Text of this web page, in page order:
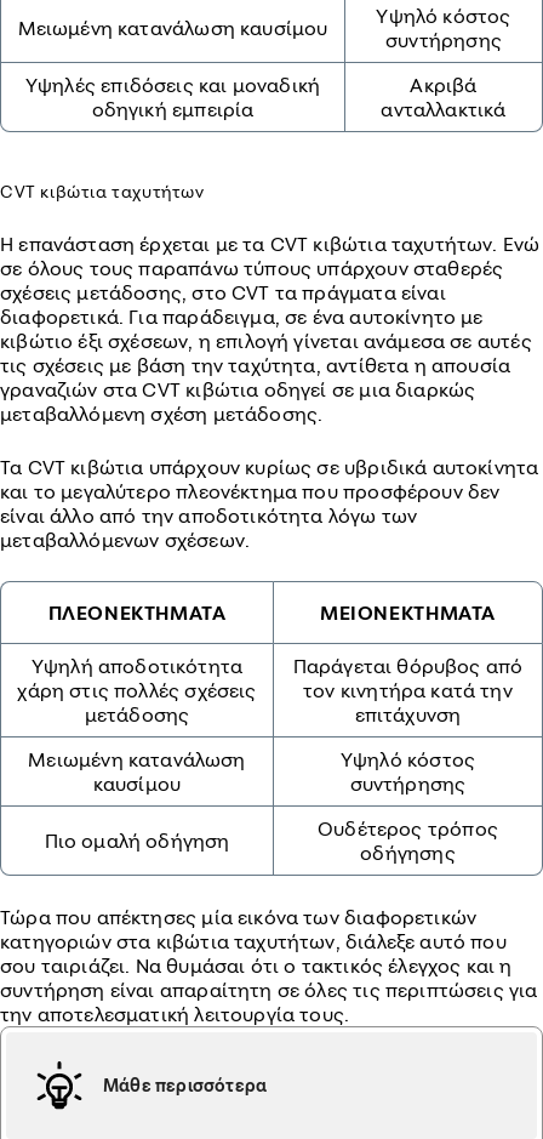
Μειωμένη κατανάλωση καυσίμου
Υψηλό κόστος
συντήρησης
Υψηλές επιδόσεις και μοναδική
οδηγική εμπειρία
Ακριβά
ανταλλακτικά
CVT κιβώτια ταχυτήτων
Η επανάσταση έρχεται με τα CVT κιβώτια ταχυτήτων. Ενώ
σε όλους τους παραπάνω τύπους υπάρχουν σταθερές
σχέσεις μετάδοσης, στο CVT τα πράγματα είναι
διαφορετικά. Για παράδειγμα, σε ένα αυτοκίνητο με
κιβώτιο έξι σχέσεων, η επιλογή γίνεται ανάμεσα σε αυτές
τις σχέσεις με βάση την ταχύτητα, αντίθετα η απουσία
γραναζιών στα CVT κιβώτια οδηγεί σε μια διαρκώς
μεταβαλλόμενη σχέση μετάδοσης.
Τα CVT κιβώτια υπάρχουν κυρίως σε υβριδικά αυτοκίνητα
και το μεγαλύτερο πλεονέκτημα που προσφέρουν δεν
είναι άλλο από την αποδοτικότητα λόγω των
μεταβαλλόμενων σχέσεων.
ΠΛΕΟΝΕΚΤΗΜΑΤΑ ΜΕΙΟΝΕΚΤΗΜΑΤΑ
Υψηλή αποδοτικότητα
χάρη στις πολλές σχέσεις
μετάδοσης
Παράγεται θόρυβος από
τον κινητήρα κατά την
επιτάχυνση
Μειωμένη κατανάλωση
καυσίμου
Υψηλό κόστος
συντήρησης
Πιο ομαλή οδήγηση
Ουδέτερος τρόπος
οδήγησης
Τώρα που απέκτησες μία εικόνα των διαφορετικών
κατηγοριών στα κιβώτια ταχυτήτων, διάλεξε αυτό που
σου ταιριάζει. Να θυμάσαι ότι ο τακτικός έλεγχος και η
συντήρηση είναι απαραίτητη σε όλες τις περιπτώσεις για
την αποτελεσματική λειτουργία τους.
Μάθε περισσότερα